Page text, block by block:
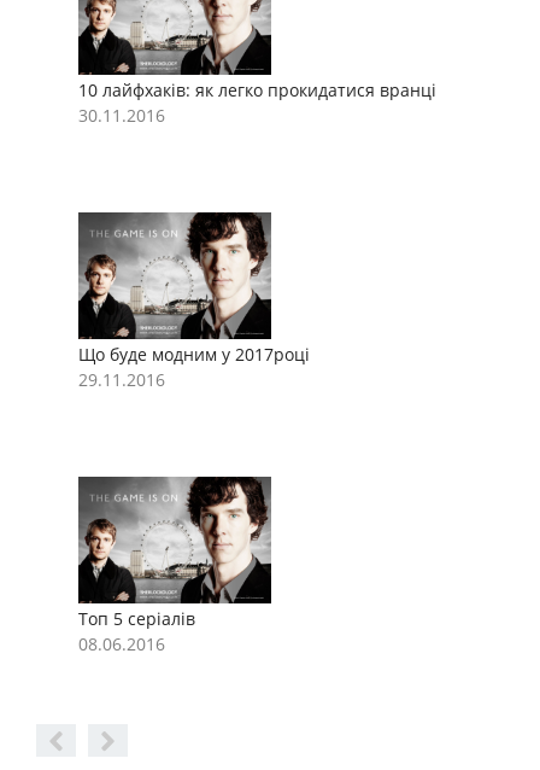
10 лайфхаків: як легко прокидатися вранці
30.11.2016
Що буде модним у 2017році
29.11.2016
Топ 5 серіалів
08.06.2016